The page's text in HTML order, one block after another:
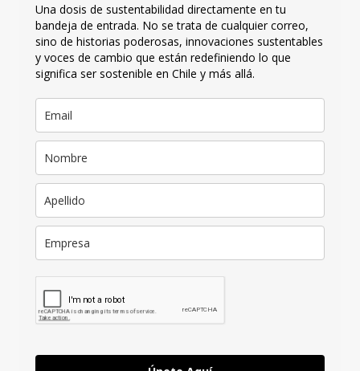
Una dosis de sustentabilidad directamente en tu
bandeja de entrada. No se trata de cualquier correo,
sino de historias poderosas, innovaciones sustentables
y voces de cambio que están redefiniendo lo que
significa ser sostenible en Chile y más allá.